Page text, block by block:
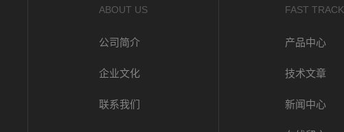
ABOUT US
公司简介
企业文化
联系我们
FAST TRACK
产品中心
技术文章
新闻中心